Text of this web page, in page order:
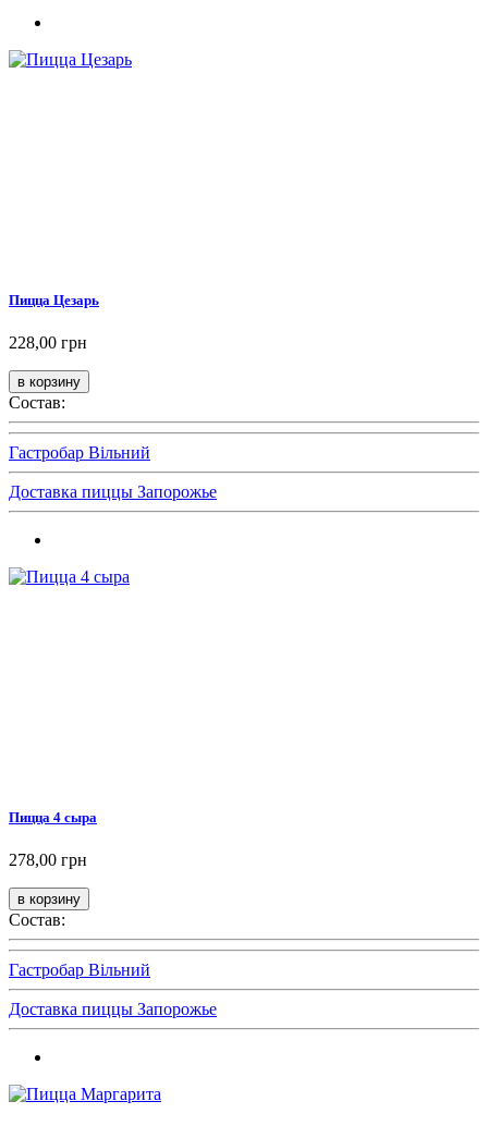
Пицца Цезарь
228,00 грн
Состав:
Гастробар Вільний
Доставка пиццы Запорожье
Пицца 4 сыра
278,00 грн
Состав:
Гастробар Вільний
Доставка пиццы Запорожье